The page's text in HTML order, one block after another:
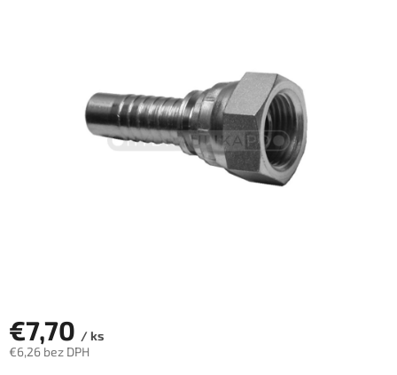
€7,70 / ks
€6,26 bez DPH